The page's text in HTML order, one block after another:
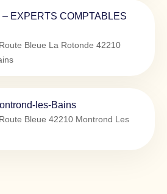
EXPERTS COMPTABLES
Bleue La Rotonde 42210
les-Bains
Bleue 42210 Montrond Les